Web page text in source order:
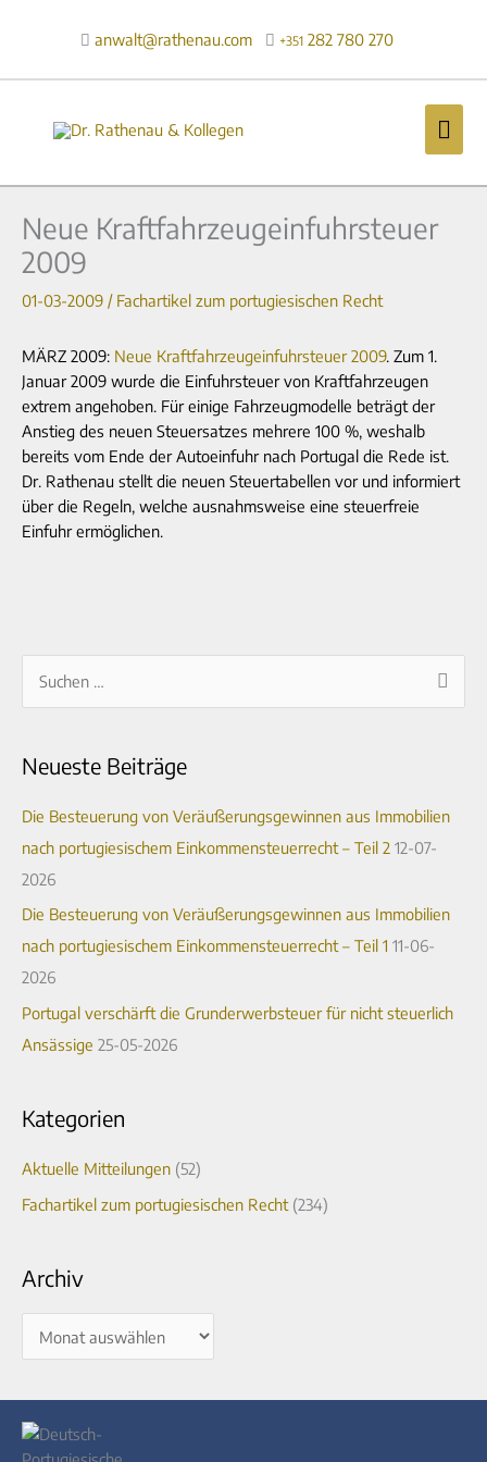
 anwalt@rathenau.com +351 282 780 270
Neue Kraftfahrzeugeinfuhrsteuer
2009
01-03-2009 / Fachartikel zum portugiesischen Recht
MÄRZ 2009: Neue Kraftfahrzeugeinfuhrsteuer 2009. Zum 1.
Januar 2009 wurde die Einfuhrsteuer von Kraftfahrzeugen
extrem angehoben. Für einige Fahrzeugmodelle beträgt der
Anstieg des neuen Steuersatzes mehrere 100 %, weshalb
bereits vom Ende der Autoeinfuhr nach Portugal die Rede ist.
Dr. Rathenau stellt die neuen Steuertabellen vor und informiert
über die Regeln, welche ausnahmsweise eine steuerfreie
Einfuhr ermöglichen.
h
e
n
n
a
h
Neueste Beiträge
Die Besteuerung von Veräußerungsgewinnen aus Immobilien
nach portugiesischem Einkommensteuerrecht – Teil 2 12-07-
2026
Die Besteuerung von Veräußerungsgewinnen aus Immobilien
nach portugiesischem Einkommensteuerrecht – Teil 1 11-06-
2026
Portugal verschärft die Grunderwerbsteuer für nicht steuerlich
Ansässige 25-05-2026
Kategorien
Aktuelle Mitteilungen (52)
Fachartikel zum portugiesischen Recht(234)
Archiv
h
v